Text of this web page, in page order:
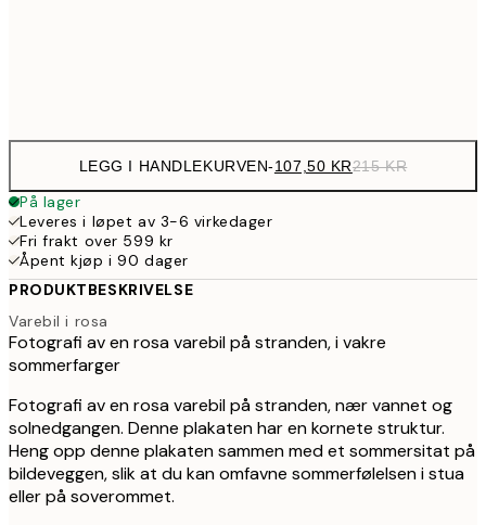
LEGG I HANDLEKURVEN-107,50 KR215 KR
På lager
Leveres i løpet av 3-6 virkedager
Fri frakt over 599 kr
Åpent kjøp i 90 dager
PRODUKTBESKRIVELSE
Varebil i rosa
Fotografi av en rosa varebil på stranden, i vakre
sommerfarger
Fotografi av en rosa varebil på stranden, nær vannet og
solnedgangen. Denne plakaten har en kornete struktur.
Heng opp denne plakaten sammen med et sommersitat på
bildeveggen, slik at du kan omfavne sommerfølelsen i stua
eller på soverommet.